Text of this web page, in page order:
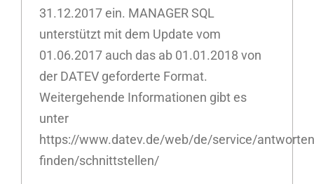
31.12.2017 ein. MANAGER SQL
unterstützt mit dem Update vom
01.06.2017 auch das ab 01.01.2018 von
der DATEV geforderte Format.
Weitergehende Informationen gibt es
unter
https://www.datev.de/web/de/service/
finden/schnittstellen/